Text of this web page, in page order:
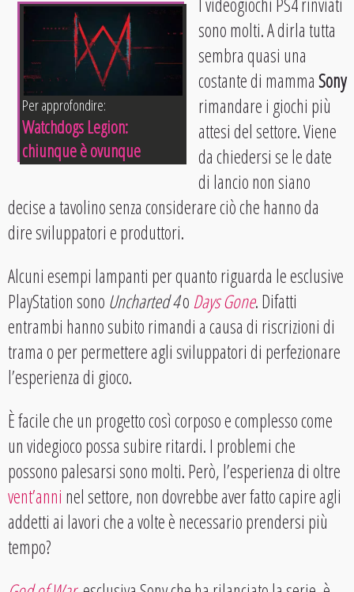
Per approfondire:
Watchdogs Legion:
chiunque è ovunque
sono molti. A dirla tutta
sembra quasi una
costante di mammaSony
rimandare i giochi più
attesi del settore. Viene
da chiedersi se le date
di lancio non siano
decise a tavolino senza considerare ciò che hanno da
dire sviluppatori e produttori.
Alcuni esempi lampanti per quanto riguarda le esclusive
PlayStation sono Uncharted 4o Days Gone. Difatti
entrambi hanno subito rimandi a causa di riscrizioni di
trama o per permettere agli sviluppatori di perfezionare
l’esperienza di gioco.
È facile che un progetto così corposo e complesso come
un videgioco possa subire ritardi. I problemi che
possono palesarsi sono molti. Però, l’esperienza di oltre
vent’anni nel settore, non dovrebbe aver fatto capire agli
addetti ai lavori che a volte è necessario prendersi più
tempo?